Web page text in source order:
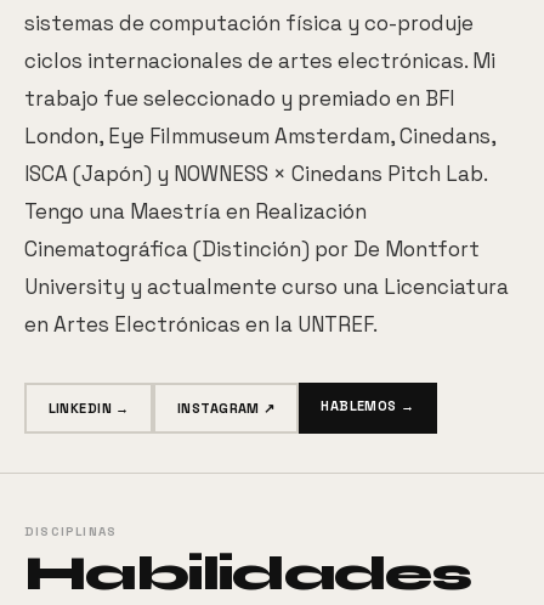
sistemas de computación física y co-produje
ciclos internacionales de artes electrónicas. Mi
trabajo fue seleccionado y premiado en BFI
London, Eye Filmmuseum Amsterdam, Cinedans,
ISCA (Japón) y NOWNESS × Cinedans Pitch Lab.
Tengo una Maestría en Realización
Cinematográfica (Distinción) por De Montfort
University y actualmente curso una Licenciatura
en Artes Electrónicas en la UNTREF.
LINKEDIN → INSTAGRAM ↗ HABLEMOS →
DISCIPLINAS
Habilidades